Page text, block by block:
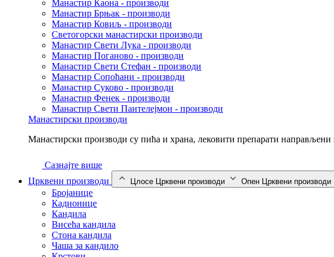
Манастир Каона - производи
Манастир Брњак - производи
Манастир Ковиљ - производи
Светогорски манастирски производи
Манастир Свети Лука - производи
Манастир Поганово - производи
Манастир Свети Стефан - производи
Манастир Сопоћани - производи
Манастир Суково - производи
Манастир Фенек - производи
Манастир Свети Пантелејмон - производи
Манастирски производи
Манастирски производи су пића и храна, лековити препарати
Сазнајте више
Црквени производи
Цлосе Црквени производи Опен Црквени производи
Бројанице
Кадионице
Кандила
Висећа кандила
Стона кандила
Чаша за кандило